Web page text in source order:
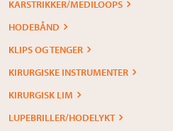
KARSTRIKKER/MEDILOOPS
HODEBÅND
KLIPS OG TENGER
KIRURGISKE INSTRUMENTER
KIRURGISK LIM
LUPEBRILLER/HODELYKT